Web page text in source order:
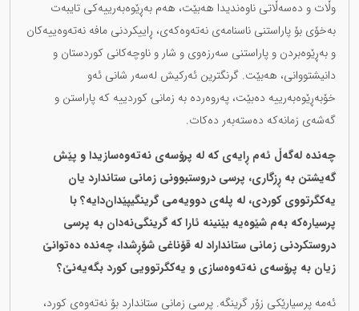
وڵات و دەسەڵاتی ناوەندیدا هەبێت، هەم بەڕێوەبەرییەکی تایبەت
بەخۆی بۆ پاراستنی ناسنامەی نەتەوەکەی، ڕاییکردنی مافە نەتەوەییەکان
و بەڕێوەبردن و پاراستنی سەرزەوی و شار و ناوچەکانی کوردستان و
دانیشتووانی، هەبێت. گرنگترین ئەرکیش لەسەر شانی ئەو
خۆبەڕێوەبەرییە دەبێت، پەروەردە بە زمانی کوردییە کە پاراستن و
گەشەی زمانەکە دەستەبەر دەکات.
چەندە لەگەڵ ئەم ڕایەی کە لە پرۆسەی نەتەوەسازیدا و پێش
گەیشتن بە ڕزگاری، پرسی دروستبوونی زمانی ستاندارد یان
یەکگرتووی کوردی، لە پلەی دوویەمی گرینگیپێدان‌دایە؟ با
پرسیارەکە بەم شێوەیە بێنینە ئارا کە گرینگی‌نەدان بە پرسی
دروستکردنی زمانی ستانداراد لە قۆناغی شۆڕشدا، چەندە دەتوانێ
زیان بە پرۆسەی نەتەوەسازی و یەکگرتوویی کورد بگەیەنێ؟
ئەمە پرسیارێکی زۆر گرینگە. پرسی زمانی ستاندارد بۆ نەتەوەی کورد،